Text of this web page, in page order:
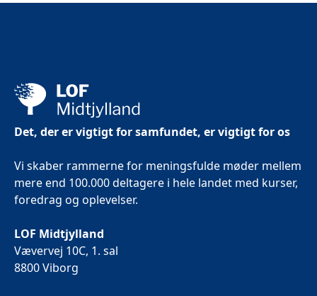
Det, der er vigtigt for samfundet, er vigtigt for os
Vi skaber rammerne for meningsfulde møder mellem
mere end 100.000 deltagere i hele landet med kurser,
foredrag og oplevelser.
LOF Midtjylland
Vævervej 10C, 1. sal
8800 Viborg